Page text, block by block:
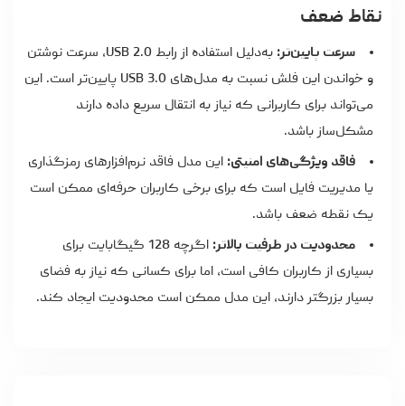
نقاط ضعف
سرعت پایین‌تر:
به‌دلیل استفاده از رابط USB 2.0، سرعت نوشتن
و خواندن این فلش نسبت به مدل‌های USB 3.0 پایین‌تر است. این
می‌تواند برای کاربرانی که نیاز به انتقال سریع داده دارند
مشکل‌ساز باشد.
فاقد ویژگی‌های امنیتی: این مدل فاقد نرم‌افزارهای رمزگذاری
یا مدیریت فایل است که برای برخی کاربران حرفه‌ای ممکن است
یک نقطه ضعف باشد.
محدودیت در ظرفیت بالاتر:
اگرچه 128 گیگابایت برای
بسیاری از کاربران کافی است، اما برای کسانی که نیاز به فضای
بسیار بزرگتر دارند، این مدل ممکن است محدودیت ایجاد کند.